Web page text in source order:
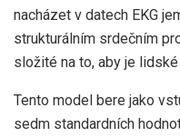
nacházet v datech EKG
strukturálním srdečním
složité na to, aby je
Tento model bere jako
sedm standardních